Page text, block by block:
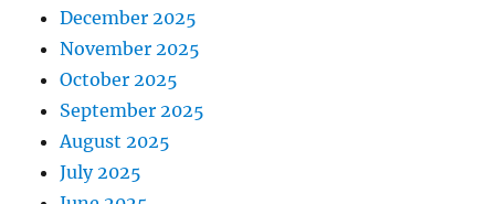
December 2025
November 2025
October 2025
September 2025
August 2025
July 2025